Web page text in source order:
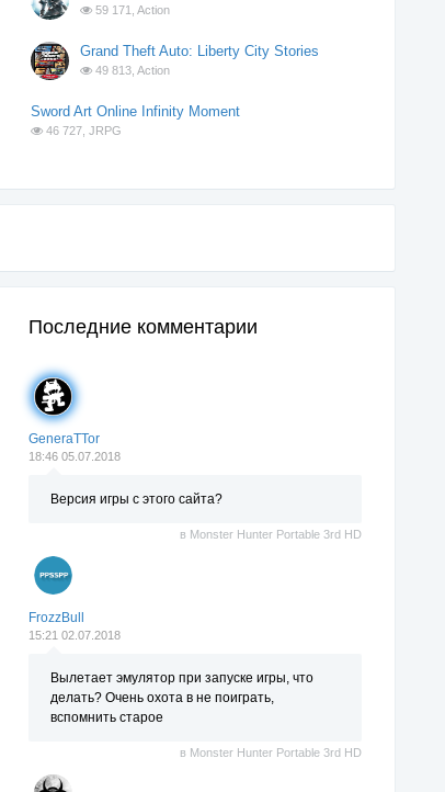
59 171,Action
Grand Theft Auto: Liberty City Stories
49 813,Action
Sword Art Online Infinity Moment
46 727,JRPG
Последние комментарии
GeneraTTor
18:46 05.07.2018
Версия игры с этого сайта?
в Monster Hunter Portable 3rd HD
FrozzBull
15:21 02.07.2018
Вылетает эмулятор при запуске игры, что
делать? Очень охота в не поиграть,
вспомнить старое
в Monster Hunter Portable 3rd HD